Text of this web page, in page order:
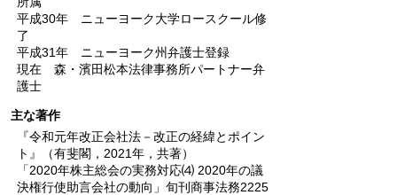
平成30年 ニューヨーク大学ロースクール修
了
平成31年 ニューヨーク州弁護士登録
現在 森・濱田松本法律事務所パートナー弁
護士
主な著作
『令和元年改正会社法－改正の経緯とポイン
ト』（有斐閣，2021年，共著）
「2020年株主総会の実務対応⑷ 2020年の議
決権行使助言会社の動向」旬刊商事法務2225